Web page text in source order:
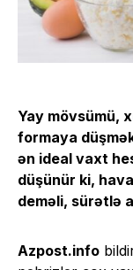
Yay mövsümü,
formaya
ən ideal vaxt
düşünür ki,
deməli, sürətlə
Azpost.info